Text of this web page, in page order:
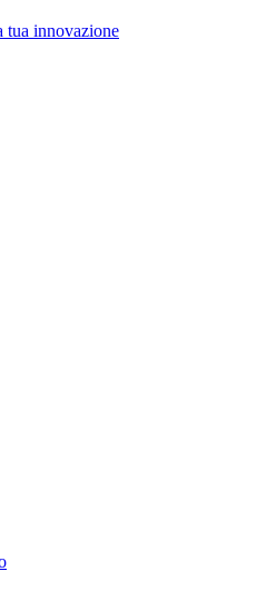
tua innovazione